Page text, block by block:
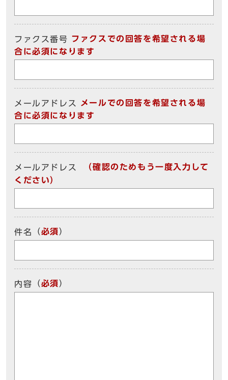
ファクス番号 ファクスでの回答を希望される場
合に必須になります
メールアドレス
メールでの回答を希望される場
合に必須になります
メールアドレス
（確認のためもう一度入力して
ください）
件名 （必須）
内容 （必須）